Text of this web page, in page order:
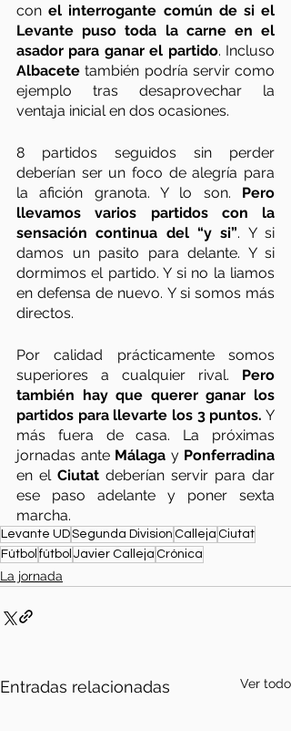
con el interrogante común de si el
Levante puso toda la carne en el
asador para ganar el partido
Albacete también podría servir como
ejemplo tras desaprovechar la
ventaja inicial en dos ocasiones.
8 partidos seguidos sin perder
deberían ser un foco de alegría para
la afición granota. Y lo son. Pero
llevamos varios partidos con la
sensación continua del “y si”. Y si
damos un pasito para delante. Y si
dormimos el partido. Y si no la liamos
en defensa de nuevo. Y si somos más
directos.
Por calidad prácticamente somos
superiores a cualquier rival. Pero
también hay que querer ganar los
partidos para llevarte los 3 puntos. Y
más fuera de casa. La próximas
jornadas ante Málaga y Ponferradina
en el Ciutat deberían servir para dar
ese paso adelante y poner sexta
marcha.
Levante UDSegunda Division Calleja Ciutat
Fútbol fútbol Javier Calleja Crónica
La jornada
Entradas relacionadas Ver todo